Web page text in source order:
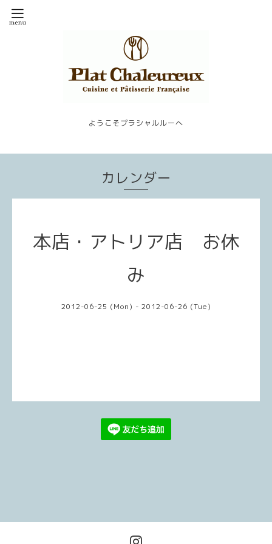
ようこそプラシャルルーへ
カレンダー
本店・アトリア店 お休
み
2012-06-25 (Mon) - 2012-06-26 (Tue)